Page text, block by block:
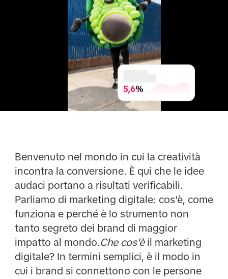
5,6%
Benvenuto nel mondo in cui la creatività
incontra la conversione. È qui che le idee
audaci portano a risultati verificabili.
Parliamo di marketing digitale: cos'è, come
funziona e perché è lo strumento non
tanto segreto dei brand di maggior
impatto al mondo.Che cos'èil marketing
digitale? In termini semplici, è il modo in
cui i brand si connettono con le persone